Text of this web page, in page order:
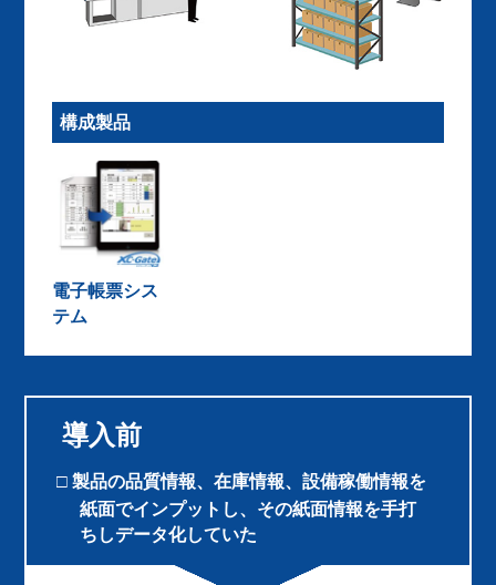
構成製品
電子帳票シス
テム
導入前
製品の品質情報、在庫情報、設備稼働情報を
紙面でインプットし、その紙面情報を手打
ちしデータ化していた